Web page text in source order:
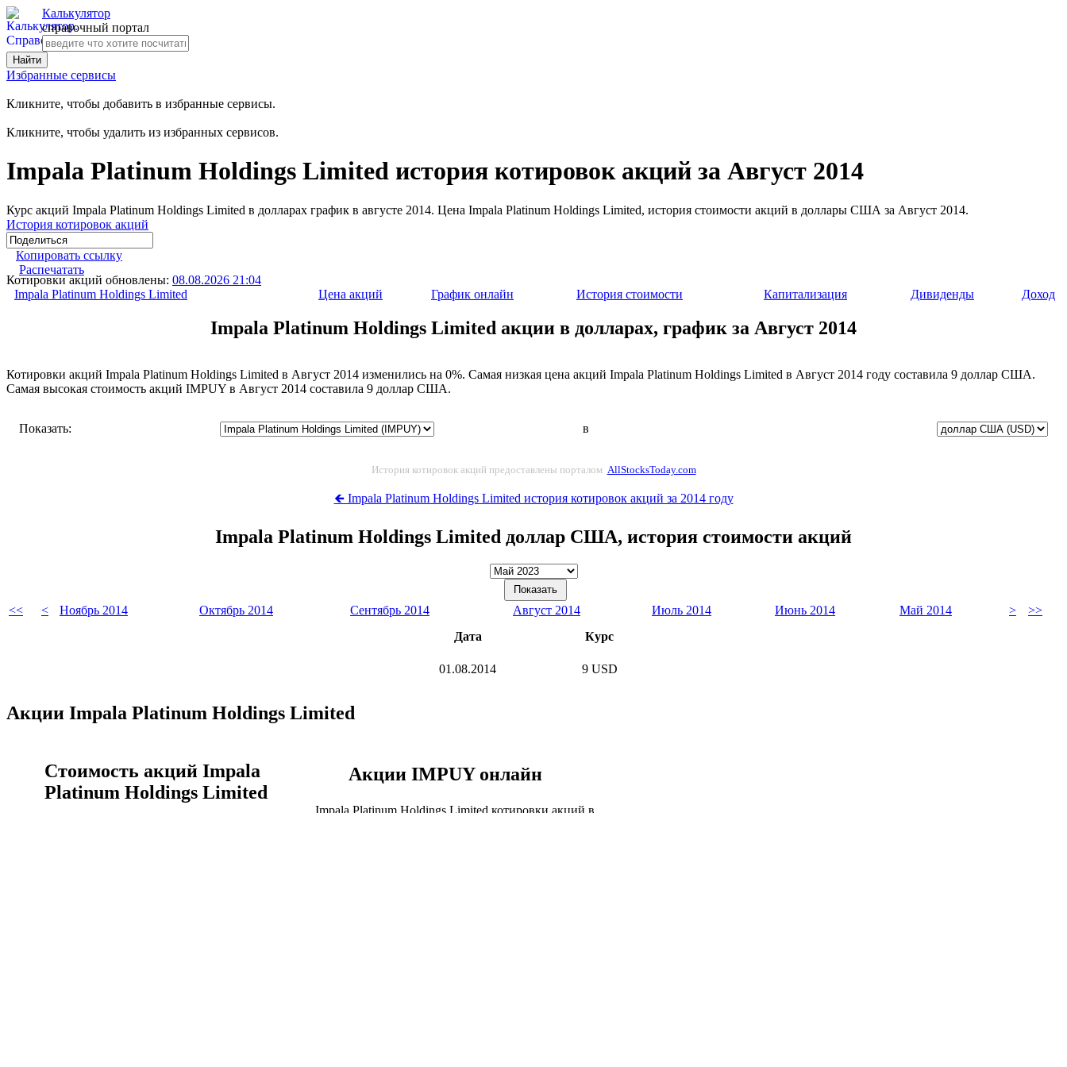
Калькулятор
справочный портал
Избранные сервисы
Кликните, чтобы добавить в избранные сервисы.
Кликните, чтобы удалить из избранных сервисов.
Impala Platinum Holdings Limited история котировок акций за Август 2014
Курс акций Impala Platinum Holdings Limited в долларах график в августе 2014. Цена Impala Platinum Holdings Limited, история стоимости акций в доллары США за Август 2014.
История котировок акций
Копировать ссылку
Распечатать
Котировки акций обновлены: 08.08.2026 21:04
Impala Platinum Holdings Limited
Цена акций График онлайн История стоимости Капитализация Дивиденды Доход
Impala Platinum Holdings Limited акции в долларах, график за Август 2014
Котировки акций Impala Platinum Holdings Limited в Август 2014 изменились на 0%. Самая низкая цена акций Impala Platinum Holdings Limited в Август 2014 году составила 9 доллар США.
Самая высокая стоимость акций IMPUY в Август 2014 составила 9 доллар США.
Показать: в
История котировок акций предоставлены порталом AllStocksToday.com
🡸 Impala Platinum Holdings Limited история котировок акций за 2014 году
Impala Platinum Holdings Limited доллар США, история стоимости акций
<< < Ноябрь 2014 Октябрь 2014 Сентябрь 2014 Август 2014 Июль 2014 Июнь 2014 Май 2014 >
>>
Дата
Курс
01.08.2014 9 USD
Акции Impala Platinum Holdings Limited
Стоимость акций Impala
Platinum Holdings Limited
Акции IMPUY онлайн
Impala Platinum Holdings Limited котировки акций в